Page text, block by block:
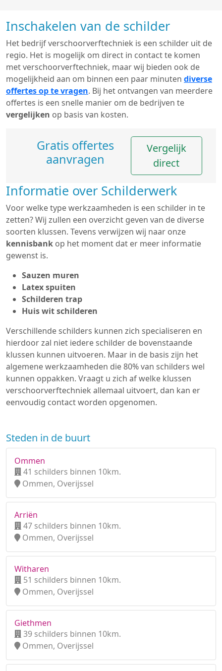
Inschakelen van de schilder
Het bedrijf verschoorverftechniek is een schilder uit de
regio. Het is mogelijk om direct in contact te komen
met verschoorverftechniek, maar wij bieden ook de
mogelijkheid aan om binnen een paar minuten diverse
offertes op te vragen. Bij het ontvangen van meerdere
offertes is een snelle manier om de bedrijven te
vergelijken op basis van kosten.
Gratis offertes
aanvragen
Vergelijk
direct
Informatie over Schilderwerk
Voor welke type werkzaamheden is een schilder in te
zetten? Wij zullen een overzicht geven van de diverse
soorten klussen. Tevens verwijzen wij naar onze
kennisbank op het moment dat er meer informatie
gewenst is.
Sauzen muren
Latex spuiten
Schilderen trap
Huis wit schilderen
Verschillende schilders kunnen zich specialiseren en
hierdoor zal niet iedere schilder de bovenstaande
klussen kunnen uitvoeren. Maar in de basis zijn het
algemene werkzaamheden die 80% van schilders wel
kunnen oppakken. Vraagt u zich af welke klussen
verschoorverftechniek allemaal uitvoert, dan kan er
eenvoudig contact worden opgenomen.
Steden in de buurt
Ommen
41 schilders binnen 10km.
Ommen, Overijssel
Arriën
47 schilders binnen 10km.
Ommen, Overijssel
Witharen
51 schilders binnen 10km.
Ommen, Overijssel
Giethmen
39 schilders binnen 10km.
Ommen, Overijssel